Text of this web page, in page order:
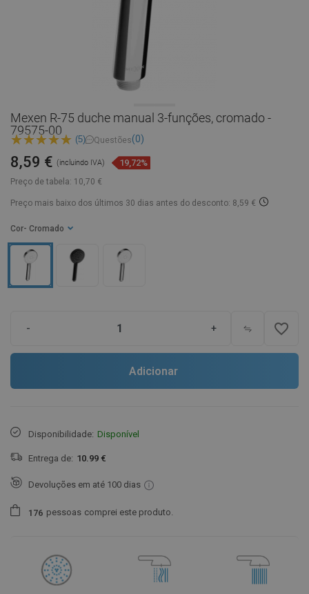
Mexen R-75 duche manual 3-funções, cromado -
79575-00
(5) Questões(0)
Preço de tabela: 10,70 €
8,59 € (incluindo IVA) 19,72%
Preço mais baixo dos últimos 30 dias antes do desconto: 8,59 €
Cor - Cromado
- + favorite_border
Adicionar
Disponibilidade: Disponível
Entrega de: 10.99 €
Devoluções em até 100 dias
1 76 pessoas comprei este produto.